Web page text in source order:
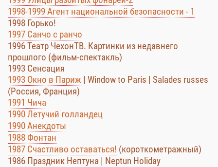
1998-1999 Агент национальной безопасности - 1
1998 Горько!
1997 Санчо с ранчо
1996 Театр ЧехонТВ. Картинки из недавнего
прошлого (фильм-спектакль)
1993 Сенсация
1993 Окно в Париж | Window to Paris | Salades russes
(Россия, Франция)
1991 Чича
1990 Летучий голландец
1990 Анекдоты
1988 Фонтан
1987 Счастливо оставаться! (короткометражный)
1986 Праздник Нептуна | Neptun Holiday